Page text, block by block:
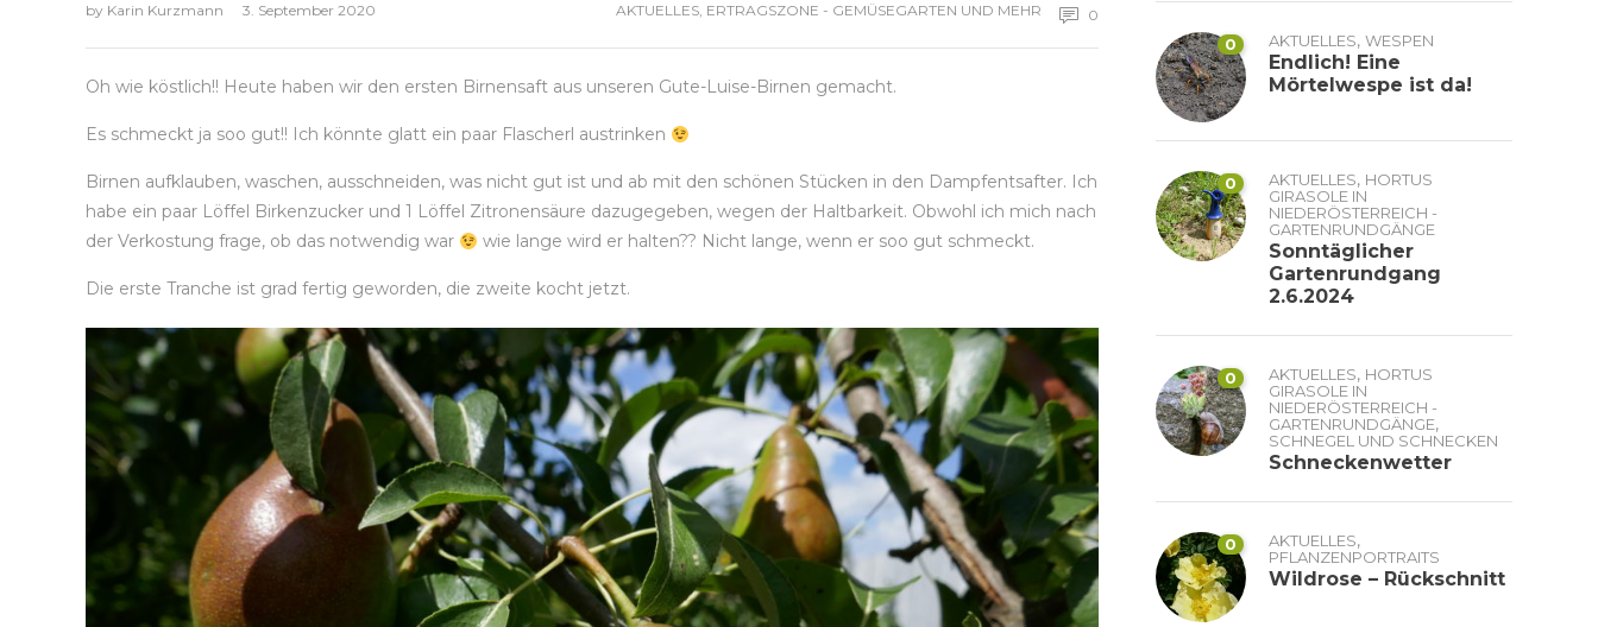
by Karin Kurzmann 3. September 2020 AKTUELLES, ERTRAGSZONE - GEMÜSEGARTEN UND MEHR 0
Oh wie köstlich!! Heute haben wir den ersten Birnensaft aus unseren Gute-Luise-Birnen gemacht.
Es schmeckt ja soo gut!! Ich könnte glatt ein paar Flascherl austrinken
Birnen aufklauben, waschen, ausschneiden, was nicht gut ist und ab mit den schönen Stücken in den Dampfentsafter. Ich
habe ein paar Löffel Birkenzucker und 1 Löffel Zitronensäure dazugegeben, wegen der Haltbarkeit. Obwohl ich mich nach
der Verkostung frage, ob das notwendig war
wie lange wird er halten?? Nicht lange, wenn er soo gut schmeckt.
Die erste Tranche ist grad fertig geworden, die zweite kocht jetzt.
0 AKTUELLES, WESPEN
Endlich! Eine
Mörtelwespe ist da!
0 AKTUELLES, HORTUS
GIRASOLE IN
NIEDERÖSTERREICH -
GARTENRUNDGÄNGE
Sonntäglicher
Gartenrundgang
2.6.2024
0 AKTUELLES, HORTUS
GIRASOLE IN
NIEDERÖSTERREICH -
GARTENRUNDGÄNGE,
SCHNEGEL UND SCHNECKEN
Schneckenwetter
0 AKTUELLES,
PFLANZENPORTRAITS
Wildrose – Rückschnitt